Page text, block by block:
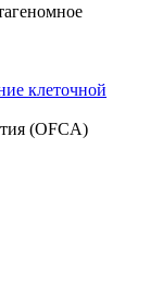
клеточной
(OFCA)